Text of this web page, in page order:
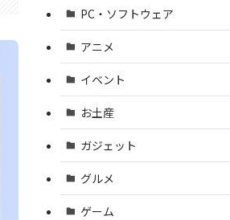
PC・ソフトウェア
アニメ
イベント
お土産
ガジェット
グルメ
ゲーム